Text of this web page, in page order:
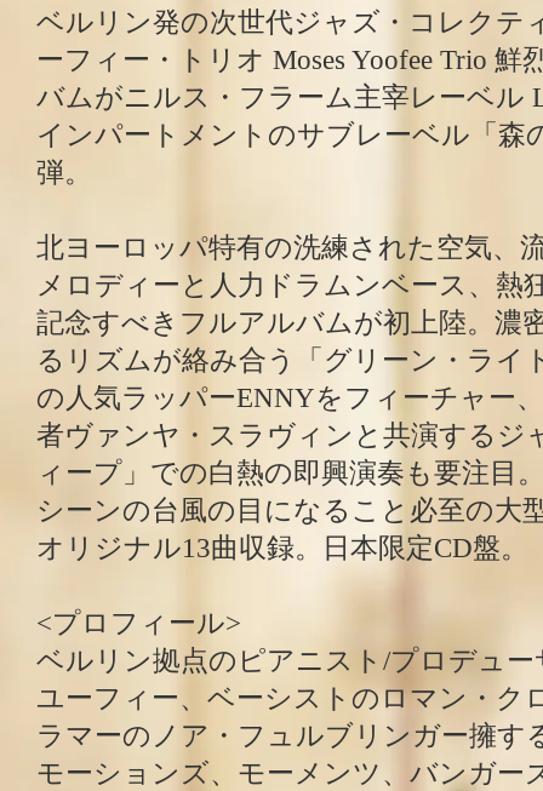
ベルリン発の次世代ジャズ・コレクテ
ーフィー・トリオ Moses Yoofee Trio
バムがニルス・フラーム主宰レーベル
インパートメントのサブレーベル「森
弾。
北ヨーロッパ特有の洗練された空気、
メロディーと人力ドラムンベース、熱
記念すべきフルアルバムが初上陸。濃
るリズムが絡み合う「グリーン・ライ
の人気ラッパーENNYをフィーチャー
者ヴァンヤ・スラヴィンと共演するジ
ィープ」での白熱の即興演奏も要注目
シーンの台風の目になること必至の大
オリジナル13曲収録。日本限定CD盤。
<プロフィール>
ベルリン拠点のピアニスト/プロデュ
ユーフィー、ベーシストのロマン・ク
ラマーのノア・フュルブリンガー擁す
モーションズ、モーメンツ、バンガー